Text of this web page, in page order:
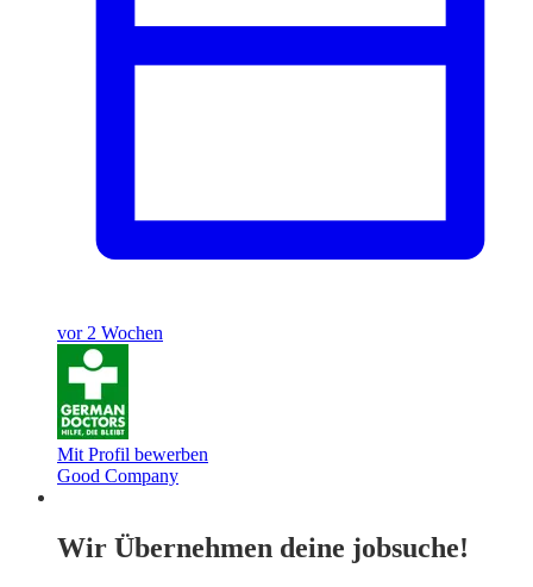
vor 2 Wochen
Mit Profil bewerben
Good Company
Wir Übernehmen deine jobsuche!